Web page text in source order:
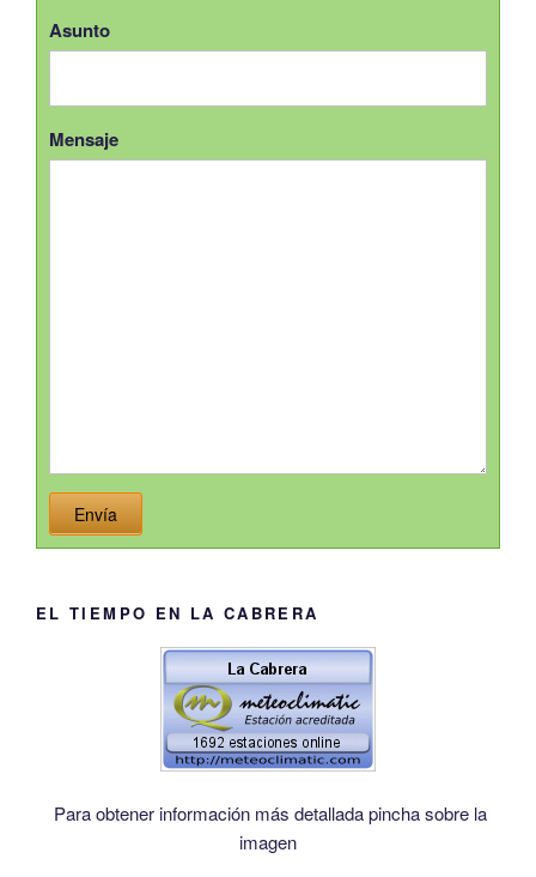
Asunto
Mensaje
Envía
EL TIEMPO EN LA CABRERA
Para obtener información más detallada pincha sobre la
imagen